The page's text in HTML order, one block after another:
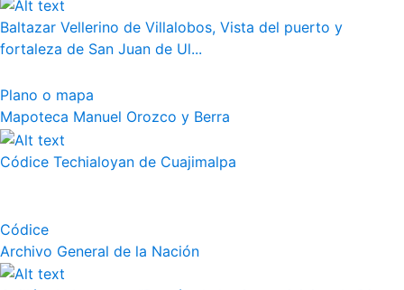
Baltazar Vellerino de Villalobos, Vista del puerto y
fortaleza de San Juan de Ul...
Plano o mapa
Mapoteca Manuel Orozco y Berra
Códice Techialoyan de Cuajimalpa
Códice
Archivo General de la Nación